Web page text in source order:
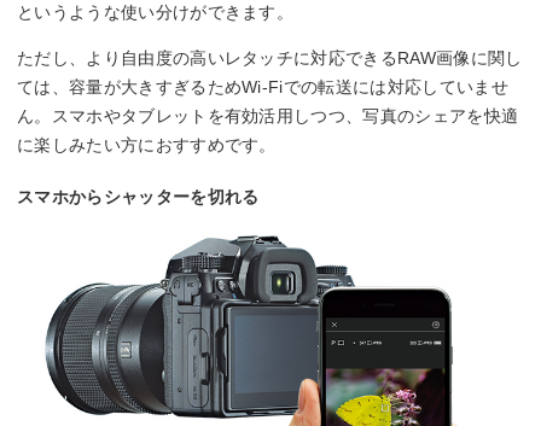
というような使い分けができます。
ただし、より自由度の高いレタッチに対応できるRAW画像に関し
ては、容量が大きすぎるためWi-Fiでの転送には対応していませ
ん。スマホやタブレットを有効活用しつつ、写真のシェアを快適
に楽しみたい方におすすめです。
スマホからシャッターを切れる